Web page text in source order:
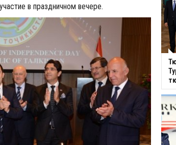
в праздничном вечере.